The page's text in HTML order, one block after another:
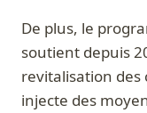
De plus, le
soutient depuis
revitalisation des
injecte des